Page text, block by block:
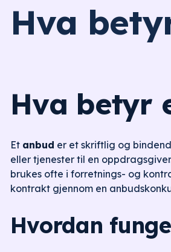
Hva
Hva betyr
Et anbud er et skriftlig og
eller tjenester til en
brukes ofte i forretnings- og
kontrakt gjennom en
Hvordan